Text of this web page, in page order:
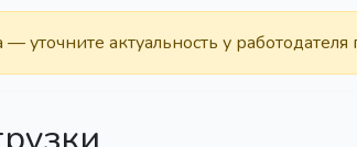
уточните актуальность у